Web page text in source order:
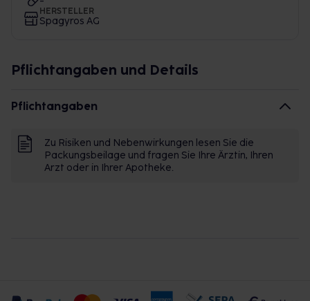
HERSTELLER
Spagyros AG
Pflichtangaben und Details
Pflichtangaben
Zu Risiken und Nebenwirkungen lesen Sie die
Packungsbeilage und fragen Sie Ihre Ärztin, Ihren
Arzt oder in Ihrer Apotheke.